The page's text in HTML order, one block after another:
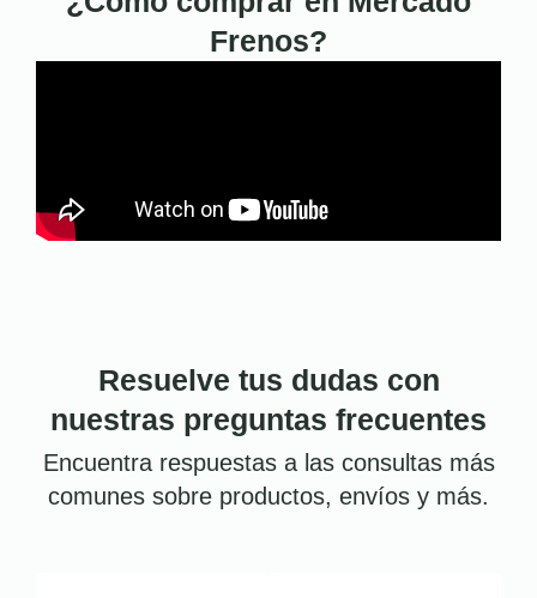
Frenos?
Resuelve tus dudas con
nuestras preguntas frecuentes
Encuentra respuestas a las consultas más
comunes sobre productos, envíos y más.